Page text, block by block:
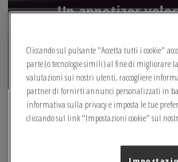
Un appetizer
delicatezza delle
dello speck per
MAGAZINE
Cliccando sul pulsante "Accetta tutti i cookie"
parte (o tecnologie simili) al fine di migliorare
valutazioni sui nostri utenti, raccogliere
partner di fornirti annunci personalizzati in
informativa sulla privacy e imposta le tue
cliccando sul link "Impostazioni cookie" sul